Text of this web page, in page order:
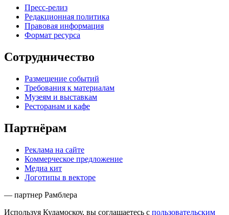
Пресс-релиз
Редакционная политика
Правовая информация
Формат ресурса
Сотрудничество
Размещение событий
Требования к материалам
Музеям и выставкам
Ресторанам и кафе
Партнёрам
Реклама на сайте
Коммерческое предложение
Медиа кит
Логотипы в векторе
— партнер Рамблера
Используя Кудамоскоу, вы соглашаетесь с пользовательским